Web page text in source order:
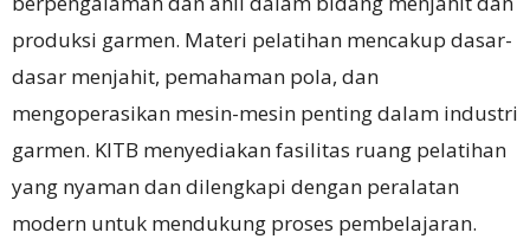
produksi garmen. Materi pelatihan mencakup dasar-
dasar menjahit, pemahaman pola, dan
mengoperasikan mesin-mesin penting dalam industri
garmen. KITB menyediakan fasilitas ruang pelatihan
yang nyaman dan dilengkapi dengan peralatan
modern untuk mendukung proses pembelajaran.